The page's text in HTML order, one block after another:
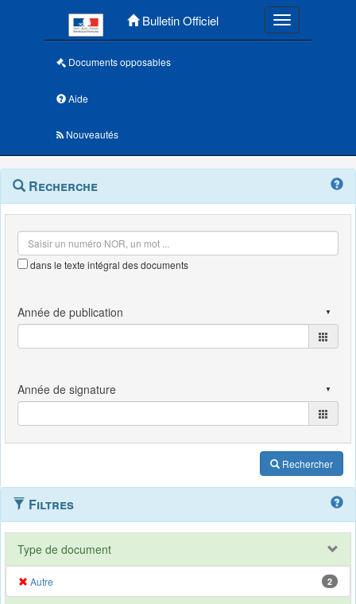
Bulletin Officiel Toggle
Documents opposables
Aide
Nouveautés
Navigation
outils
Menu
contextuel
Recherche
dans le texte intégral des documents
Rechercher
Filtres
Type de document
Autre 2